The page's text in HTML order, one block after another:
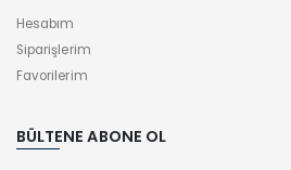
Hesabım
Siparişlerim
Favorilerim
BÜLTENE ABONE OL